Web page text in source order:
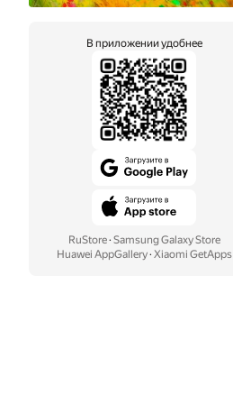
В приложении удобнее
RuStore· Samsung Galaxy Store
Huawei AppGallery· Xiaomi GetApps